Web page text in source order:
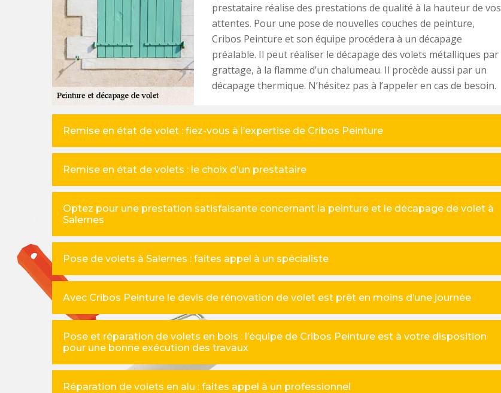
prestataire réalise des prestations de qualité à la hauteur de vos
attentes. Pour une pose de nouvelles couches de peinture,
Cribos Peinture et son équipe procédera à un décapage
préalable. Il peut réaliser le décapage des volets métalliques par
grattage, à la flamme d’un chalumeau. Il procède aussi par un
décapage thermique. N’hésitez pas à l’appeler en cas de besoin.
Remise en état de volet : fiez-vous à l’expertise de Cribos Peinture
Remise en état de volets : le choix d’un prestataire
Optez pour une prestation satisfaisante concernant la peinture et le décapage de volet à
Salernes
Pose de volets à Salernes : faites appel à un spécialiste
Avec Cribos Peinture le devis de rénovation de volet est prêt en moins d’une journée
Pose et réparation de volets en bois : l’équipe de Cribos Peinture est à votre disposition
pour une bonne exécution des travaux
Réparation de volets en alu : faites appel à un professionnel